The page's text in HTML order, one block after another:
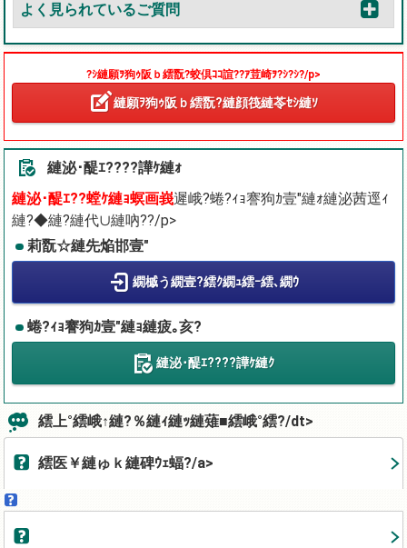
よく見られているご質問
?ｼ縺願ｦ狗ｩ阪ｂ繧翫?蛟倶ｺｺ諠??ｱ荳崎ｦ?ｼ?ｼ?/p>
縺願ｦ狗ｩ阪ｂ繧翫?縺顔筏縺苓ｾｼ縺ｿ
縺泌･醍ｴ????譁ｹ縺ｫ
縺泌･醍ｴ??螳ｹ縺ｮ螟画峩遲峨?蜷?ｨｮ謇狗ｶ壹″縺ｫ縺泌茜逕ｨ
縺?◆縺?縺代∪縺吶??/p>
莉翫☆縺先焔邯壹″
繝槭う繝壹?繧ｸ繝ｭ繧ｰ繧､繝ｳ
蜷?ｨｮ謇狗ｶ壹″縺ｮ縺疲｡亥?
縺泌･醍ｴ????譁ｹ縺ｸ
繧上°繧峨↑縺?％縺ｨ縺ｯ縺薙■繧峨°繧?/dt>
繧医￥縺ゅｋ縺碑ｳｪ蝠?/a>